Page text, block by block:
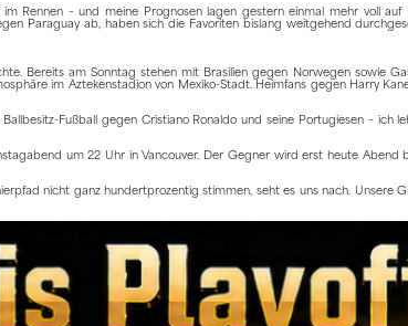
Rennen – und meine Prognosen lagen gestern einmal mehr voll auf
Paraguay ab, haben sich die Favoriten bislang weitgehend
Bereits am Sonntag stehen mit Brasilien gegen Norwegen sowie
im Aztekenstadion von Mexiko-Stadt. Heimfans gegen Harry
Fußball gegen Cristiano Ronaldo und seine Portugiesen – ich
um 22 Uhr in Vancouver. Der Gegner wird erst heute Abend
nicht ganz hundertprozentig stimmen, seht es uns nach. Unsere